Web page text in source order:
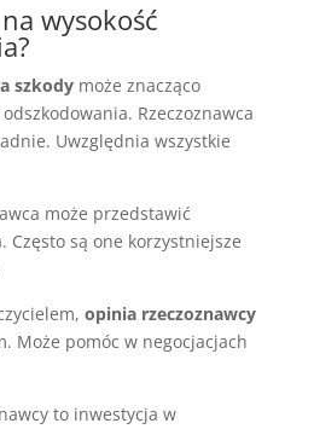
wysokość
szkodymoże znacząco
Rzeczoznawca
Uwzględnia wszystkie
może przedstawić
Często są one korzystniejsze
opinia rzeczoznawcy
Może pomóc w negocjacjach
to inwestycja w